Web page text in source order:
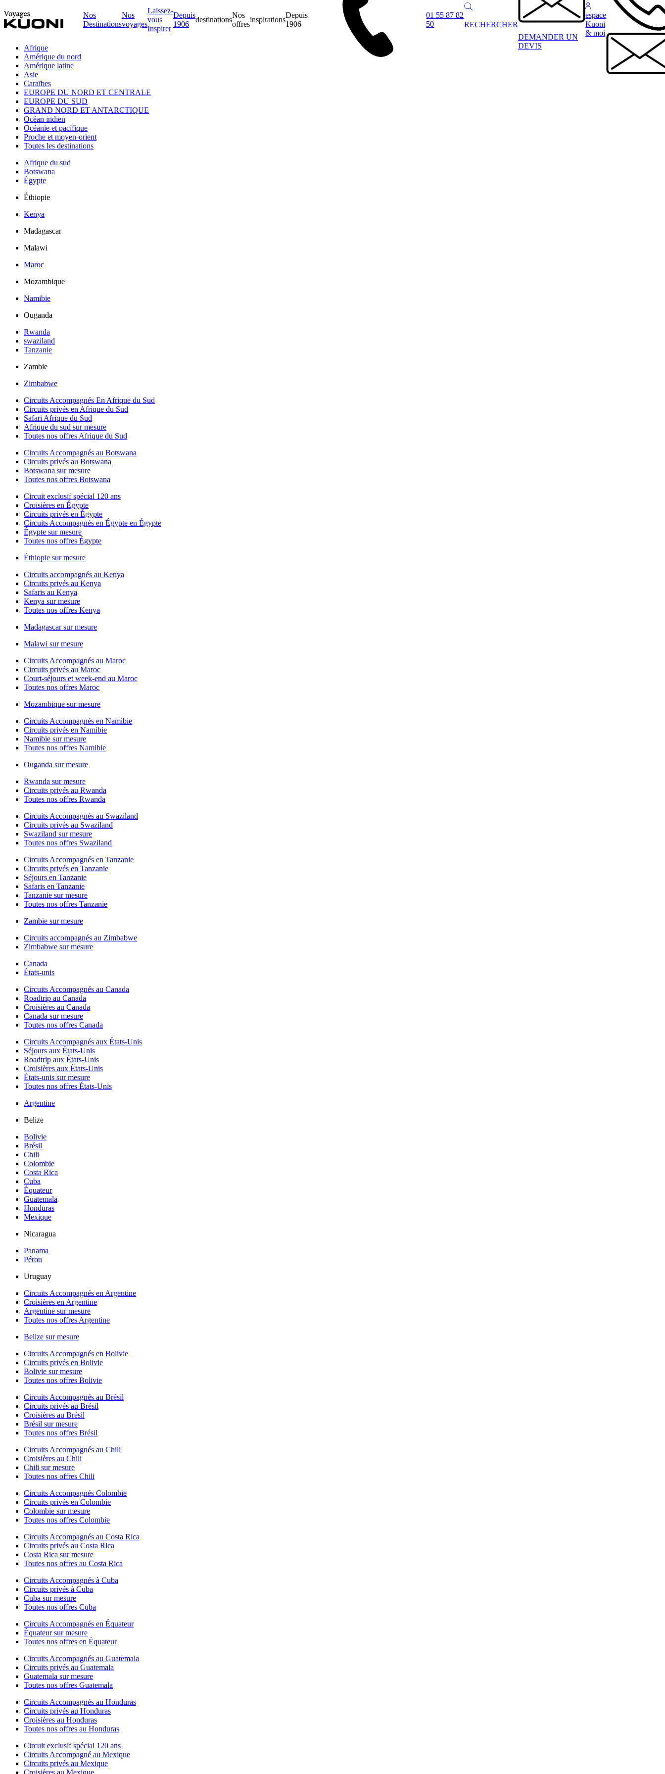
Nos
Destinations
Nos
voyages
Laissez-
vous
Inspirer
Depuis
1906
destinations
Nos
offres
inspirations
Depuis
1906
01 55 87 82
50
RECHERCHER
DEMANDER UN
DEVIS
espace
Kuoni
& moi
Afrique
Amérique du nord
Amérique latine
Asie
Caraïbes
EUROPE DU NORD ET CENTRALE
EUROPE DU SUD
GRAND NORD ET ANTARCTIQUE
Océan indien
Océanie et pacifique
Proche et moyen-orient
Toutes les destinations
Afrique du sud
Botswana
Égypte
Éthiopie
Kenya
Madagascar
Malawi
Maroc
Mozambique
Namibie
Ouganda
Rwanda
swaziland
Tanzanie
Zambie
Zimbabwe
Circuits Accompagnés En Afrique du Sud
Circuits privés en Afrique du Sud
Safari Afrique du Sud
Afrique du sud sur mesure
Toutes nos offres Afrique du Sud
Circuits Accompagnés au Botswana
Circuits privés au Botswana
Botswana sur mesure
Toutes nos offres Botswana
Circuit exclusif spécial 120 ans
Croisières en Égypte
Circuits privés en Égypte
Circuits Accompagnés en Égypte en Égypte
Égypte sur mesure
Toutes nos offres Égypte
Éthiopie sur mesure
Circuits accompagnés au Kenya
Circuits privés au Kenya
Safaris au Kenya
Kenya sur mesure
Toutes nos offres Kenya
Madagascar sur mesure
Malawi sur mesure
Circuits Accompagnés au Maroc
Circuits privés au Maroc
Court-séjours et week-end au Maroc
Toutes nos offres Maroc
Mozambique sur mesure
Circuits Accompagnés en Namibie
Circuits privés en Namibie
Namibie sur mesure
Toutes nos offres Namibie
Ouganda sur mesure
Rwanda sur mesure
Circuits privés au Rwanda
Toutes nos offres Rwanda
Circuits Accompagnés au Swaziland
Circuits privés au Swaziland
Swaziland sur mesure
Toutes nos offres Swaziland
Circuits Accompagnés en Tanzanie
Circuits privés en Tanzanie
Séjours en Tanzanie
Safaris en Tanzanie
Tanzanie sur mesure
Toutes nos offres Tanzanie
Zambie sur mesure
Circuits accompagnés au Zimbabwe
Zimbabwe sur mesure
Canada
États-unis
Circuits Accompagnés au Canada
Roadtrip au Canada
Croisières au Canada
Canada sur mesure
Toutes nos offres Canada
Circuits Accompagnés aux États-Unis
Séjours aux États-Unis
Roadtrip aux États-Unis
Croisières aux États-Unis
États-unis sur mesure
Toutes nos offres États-Unis
Argentine
Belize
Bolivie
Brésil
Chili
Colombie
Costa Rica
Cuba
Équateur
Guatemala
Honduras
Mexique
Nicaragua
Panama
Pérou
Uruguay
Circuits Accompagnés en Argentine
Croisières en Argentine
Argentine sur mesure
Toutes nos offres Argentine
Belize sur mesure
Circuits Accompagnés en Bolivie
Circuits privés en Bolivie
Bolivie sur mesure
Toutes nos offres Bolivie
Circuits Accompagnés au Brésil
Circuits privés au Brésil
Croisières au Brésil
Brésil sur mesure
Toutes nos offres Brésil
Circuits Accompagnés au Chili
Croisières au Chili
Chili sur mesure
Toutes nos offres Chili
Circuits Accompagnés Colombie
Circuits privés en Colombie
Colombie sur mesure
Toutes nos offres Colombie
Circuits Accompagnés au Costa Rica
Circuits privés au Costa Rica
Costa Rica sur mesure
Toutes nos offres au Costa Rica
Circuits Accompagnés à Cuba
Circuits privés à Cuba
Cuba sur mesure
Toutes nos offres Cuba
Circuits Accompagnés en Équateur
Équateur sur mesure
Toutes nos offres en Équateur
Circuits Accompagnés au Guatemala
Circuits privés au Guatemala
Guatemala sur mesure
Toutes nos offres Guatemala
Circuits Accompagnés au Honduras
Circuits privés au Honduras
Croisières au Honduras
Toutes nos offres au Honduras
Circuit exclusif spécial 120 ans
Circuits Accompagné au Mexique
Circuits privés au Mexique
Croisières au Mexique